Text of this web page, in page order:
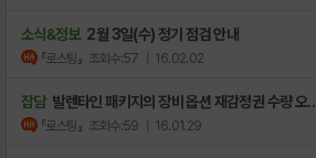
소식&정보 2월 3일(수) 정기 점검 안내
『로스팅』 조회수:57 | 16.02.02
잡담 발렌타인 패키지의 장비 옵션 재감정권 수량 오..
『로스팅』 조회수:59 | 16.01.29